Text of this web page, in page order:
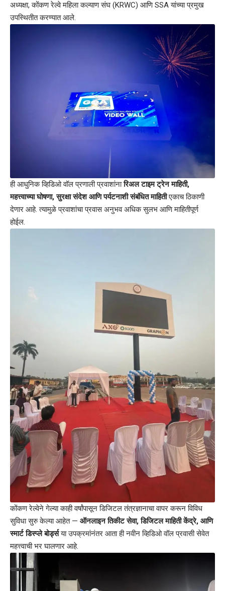
अध्यक्षा, कोंकण रेल्वे महिला कल्याण संघ (KRWC) आणि SSA यांच्या प्रमुख
उपस्थितीत करण्यात आले.
ही आधुनिक व्हिडिओ वॉल प्रणाली प्रवाशांनारिअल टाइम ट्रेन माहिती,
महत्त्वाच्या घोषणा, सुरक्षा संदेश आणि पर्यटनाशी संबंधित माहितीएकाच ठिकाणी
देणार आहे. त्यामुळे प्रवाशांचा प्रवास अनुभव अधिक सुलभ आणि माहितीपूर्ण
होईल.
कोंकण रेल्वेने गेल्या काही वर्षांपासून डिजिटल तंत्रज्ञानाचा वापर करून विविध
सुविधा सुरु केल्या आहेत — ऑनलाइन तिकीट सेवा, डिजिटल माहिती केंद्रे, आणि
स्मार्ट डिस्प्ले बोर्ड्सया उपक्रमांनंतर आता ही नवीन व्हिडिओ वॉल प्रवासी सेवेत
महत्त्वाची भर घालणार आहे.